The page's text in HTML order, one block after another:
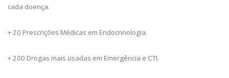
cada doença.
+ 20 Prescrições Médicas em Endocrinologia.
+ 200 Drogas mais usadas em Emergência e CTI.